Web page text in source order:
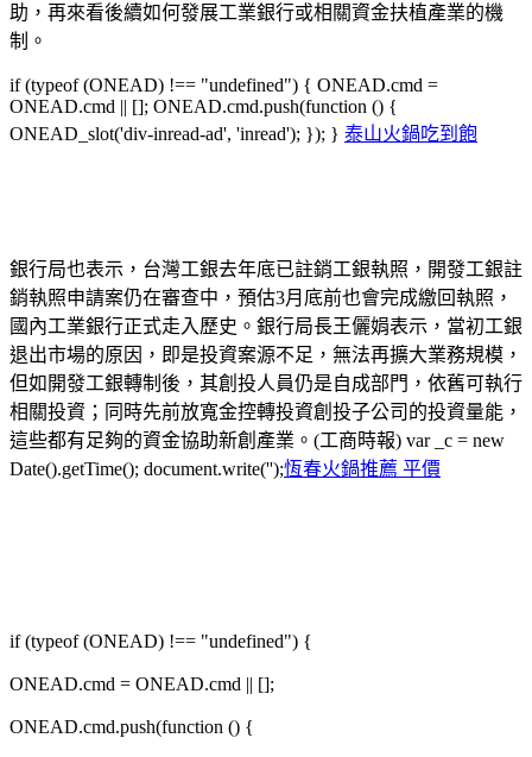
助，再來看後續如何發展工業銀行或相關資金扶植產業的機
制。
if (typeof (ONEAD) !== "undefined") { ONEAD.cmd =
ONEAD.cmd || []; ONEAD.cmd.push(function () {
ONEAD_slot('div-inread-ad', 'inread'); }); } 泰山火鍋吃到飽
銀行局也表示，台灣工銀去年底已註銷工銀執照，開發工銀註
銷執照申請案仍在審查中，預估3月底前也會完成繳回執照，
國內工業銀行正式走入歷史。銀行局長王儷娟表示，當初工銀
退出市場的原因，即是投資案源不足，無法再擴大業務規模，
但如開發工銀轉制後，其創投人員仍是自成部門，依舊可執行
相關投資；同時先前放寬金控轉投資創投子公司的投資量能，
這些都有足夠的資金協助新創產業。(工商時報) var _c = new
Date().getTime(); document.write('');恆春火鍋推薦 平價
if (typeof (ONEAD) !== "undefined") {
ONEAD.cmd = ONEAD.cmd || [];
ONEAD.cmd.push(function () {